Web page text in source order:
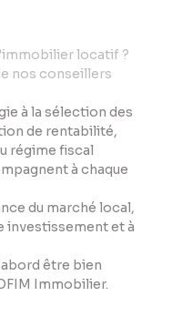
locatif ?
nos conseillers
à la sélection des
de rentabilité,
régime fiscal
à chaque
du marché local,
investissement et à
être bien
Immobilier.